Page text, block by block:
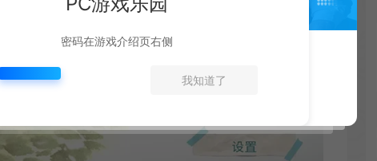
密码在游戏介绍页右侧
我知道了